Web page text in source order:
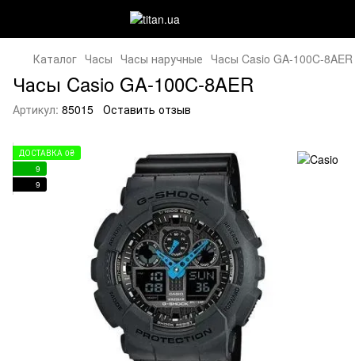
Каталог Часы Часы наручные Часы Casio GA-100C-8AER
Часы Casio GA-100C-8AER
Артикул: 85015 Оставить отзыв
ДОСТАВКА 0₴
9
9